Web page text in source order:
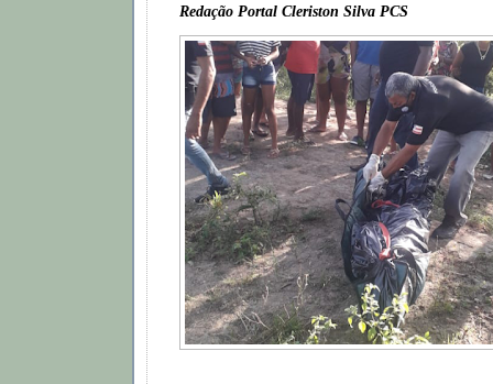
Redação Portal Cleriston Silva PCS